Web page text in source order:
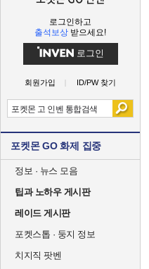
로그인하고
출석보상 받으세요!
로그인
회원가입 ID/PW 찾기
포켓몬 GO 화제 집중
정보 · 뉴스 모음
팁과 노하우 게시판
레이드 게시판
포켓스톱 · 둥지 정보
치지직 팟벤